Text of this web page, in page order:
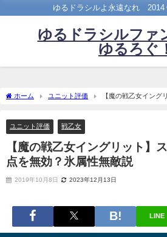
ゆるドラシルよ永遠なれ©2014
ゆるドラシルファ
ゆるろぐ
ホーム ユニット評価
【魔の戦乙女イング
ユニット評価 戦乙女
【魔の戦乙女イングリット】
点を無効？氷属性無敵説
2019年10月8日 2023年12月13日
LINE